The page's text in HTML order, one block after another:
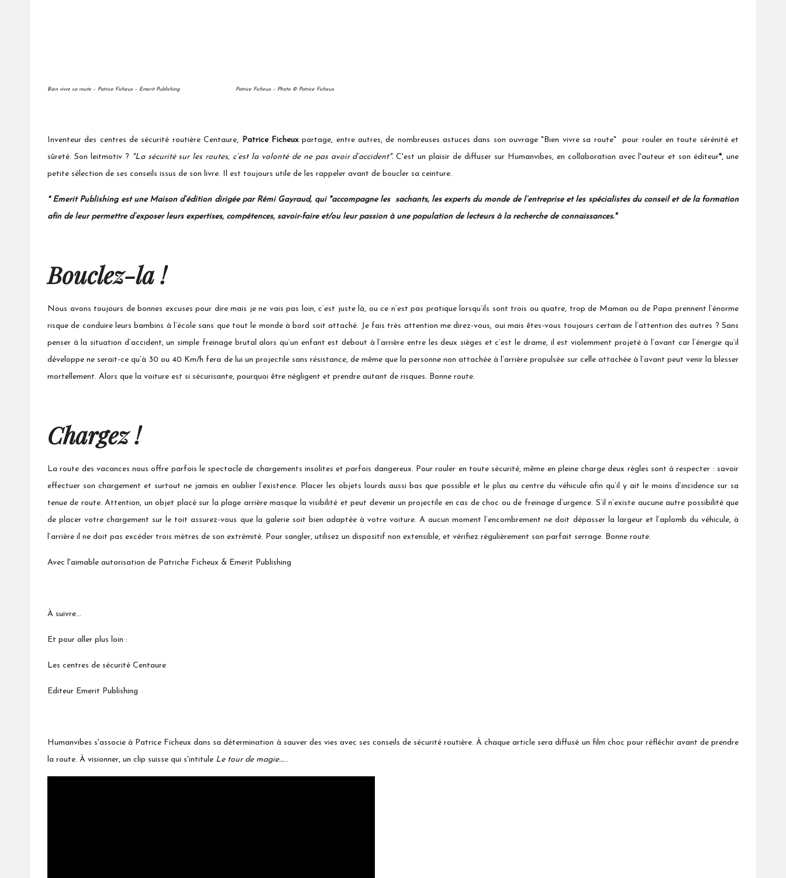
Bien vivre sa route – Patrice Ficheux – Emerit Publishing Patrice Ficheux – Photo © Patrice Ficheux
Inventeur des centres de sécurité routière Centaure, Patrice Ficheuxpartage, entre autres, de nombreuses astuces dans son ouvrage "Bien vivre sa route" pour rouler en toute sérénité et
sûreté. Son leitmotiv ? "La sécurité sur les routes, c’est la volonté de ne pas avoir d’accident". C'est un plaisir de diffuser sur Humanvibes, en collaboration avec l'auteur et son éditeur*, une
petite sélection de ses conseils issus de son livre. Il est toujours utile de les rappeler avant de boucler sa ceinture.
* Emerit Publishing est une Maison d’édition dirigée par Rémi Gayraud, qui "accompagne les sachants, les experts du monde de l’entreprise et les spécialistes du conseil et de la formation
afin de leur permettre d’exposer leurs expertises, compétences, savoir-faire et/ou leur passion à une population de lecteurs à la recherche de connaissances."
Bouclez-la !
Nous avons toujours de bonnes excuses pour dire mais je ne vais pas loin, c’est juste là, ou ce n’est pas pratique lorsqu’ils sont trois ou quatre, trop de Maman ou de Papa prennent l’énorme
risque de conduire leurs bambins à l’école sans que tout le monde à bord soit attaché. Je fais très attention me direz-vous, oui mais êtes-vous toujours certain de l’attention des autres ? Sans
penser à la situation d’accident, un simple freinage brutal alors qu’un enfant est debout à l’arrière entre les deux sièges et c’est le drame, il est violemment projeté à l’avant car l’énergie qu’il
développe ne serait-ce qu’à 30 ou 40 Km/h fera de lui un projectile sans résistance, de même que la personne non attachée à l’arrière propulsée sur celle attachée à l’avant peut venir la blesser
mortellement. Alors que la voiture est si sécurisante, pourquoi être négligent et prendre autant de risques. Bonne route.
Chargez !
La route des vacances nous offre parfois le spectacle de chargements insolites et parfois dangereux. Pour rouler en toute sécurité, même en pleine charge deux règles sont à respecter : savoir
effectuer son chargement et surtout ne jamais en oublier l’existence. Placer les objets lourds aussi bas que possible et le plus au centre du véhicule afin qu’il y ait le moins d’incidence sur sa
tenue de route. Attention, un objet placé sur la plage arrière masque la visibilité et peut devenir un projectile en cas de choc ou de freinage d’urgence. S’il n’existe aucune autre possibilité que
de placer votre chargement sur le toit assurez-vous que la galerie soit bien adaptée à votre voiture. A aucun moment l’encombrement ne doit dépasser la largeur et l’aplomb du véhicule, à
l’arrière il ne doit pas excéder trois mètres de son extrémité. Pour sangler, utilisez un dispositif non extensible, et vérifiez régulièrement son parfait serrage. Bonne route.
Avec l'aimable autorisation de Patriche Ficheux & Emerit Publishing
À suivre…
Et pour aller plus loin :
Les centres de sécurité Centaure
Editeur Emerit Publishing
Humanvibes s'associe à Patrice Ficheux dans sa détermination à sauver des vies avec ses conseils de sécurité routière. À chaque article sera diffusé un film choc pour réfléchir avant de prendre
la route. À visionner, un clip suisse qui s'intitule Le tour de magie……